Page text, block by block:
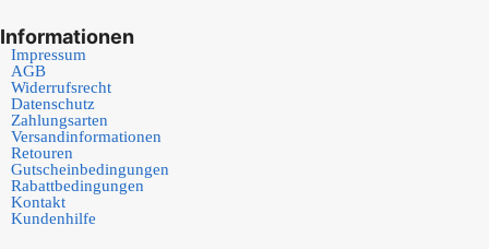
Informationen
Impressum
AGB
Widerrufsrecht
Datenschutz
Zahlungsarten
Versandinformationen
Retouren
Gutscheinbedingungen
Rabattbedingungen
Kontakt
Kundenhilfe